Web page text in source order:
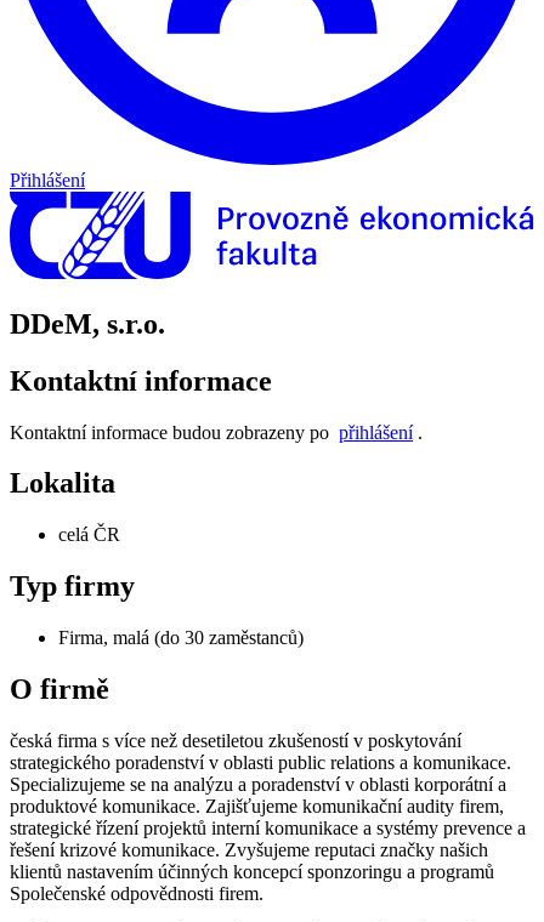
Přihlášení
DDeM, s.r.o.
Kontaktní informace
Kontaktní informace budou zobrazeny po přihlášení.
Lokalita
celá ČR
Typ firmy
Firma, malá (do 30 zaměstanců)
O firmě
česká firma s více než desetiletou zkušeností v poskytování
strategického poradenství v oblasti public relations a komunikace.
Specializujeme se na analýzu a poradenství v oblasti korporátní a
produktové komunikace. Zajišťujeme komunikační audity firem,
strategické řízení projektů interní komunikace a systémy prevence a
řešení krizové komunikace. Zvyšujeme reputaci značky našich
klientů nastavením účinných koncepcí sponzoringu a programů
Společenské odpovědnosti firem.